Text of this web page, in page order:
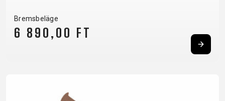
Bremsbeläge
6 890,00 FT